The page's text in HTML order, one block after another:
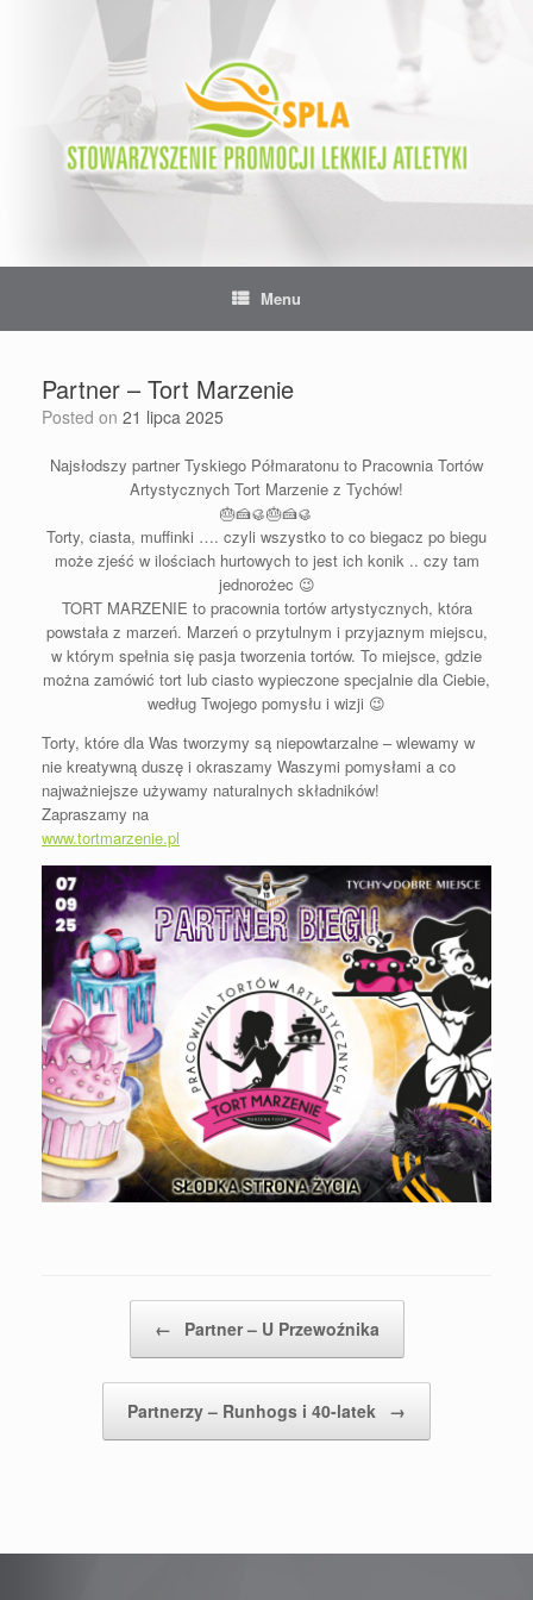
Menu
Partner – Tort Marzenie
Posted on 21 lipca 2025
Najsłodszy partner Tyskiego Półmaratonu to Pracownia Tortów
Artystycznych Tort Marzenie z Tychów!
🎂🍰🥮🎂🍰🥮
Torty, ciasta, muffinki …. czyli wszystko to co biegacz po biegu
może zjeść w ilościach hurtowych to jest ich konik .. czy tam
jednorożec 😉
TORT MARZENIE to pracownia tortów artystycznych, która
powstała z marzeń. Marzeń o przytulnym i przyjaznym miejscu,
w którym spełnia się pasja tworzenia tortów. To miejsce, gdzie
można zamówić tort lub ciasto wypieczone specjalnie dla Ciebie,
według Twojego pomysłu i wizji 😉
Torty, które dla Was tworzymy są niepowtarzalne – wlewamy w
nie kreatywną duszę i okraszamy Waszymi pomysłami a co
najważniejsze używamy naturalnych składników!
Zapraszamy na
www.tortmarzenie.pl
← Partner – U Przewoźnika
Partnerzy – Runhogs i 40-latek →